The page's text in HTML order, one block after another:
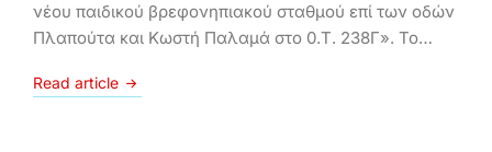
νέου παιδικού βρεφονηπιακού σταθμού επί των οδών
Πλαπούτα και Κωστή Παλαμά στο 0.Τ. 238Γ». Το…
Read article